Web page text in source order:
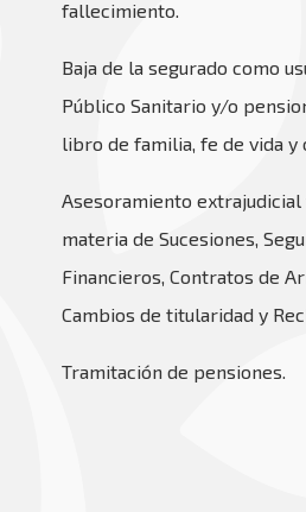
fallecimiento.
Baja de la segurado como
Público Sanitario y/o
libro de familia, fe de vida
Asesoramiento
materia de Sucesiones,
Financieros, Contratos de
Cambios de titularidad y
Tramitación de pensiones.